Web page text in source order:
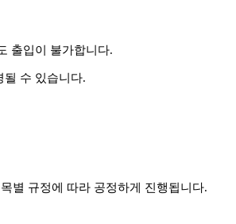
출입이 불가합니다.
될 수 있습니다.
별 규정에 따라 공정하게 진행됩니다.